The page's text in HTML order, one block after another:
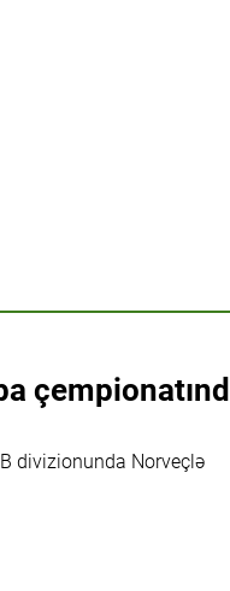
divizionunda Norveçlə